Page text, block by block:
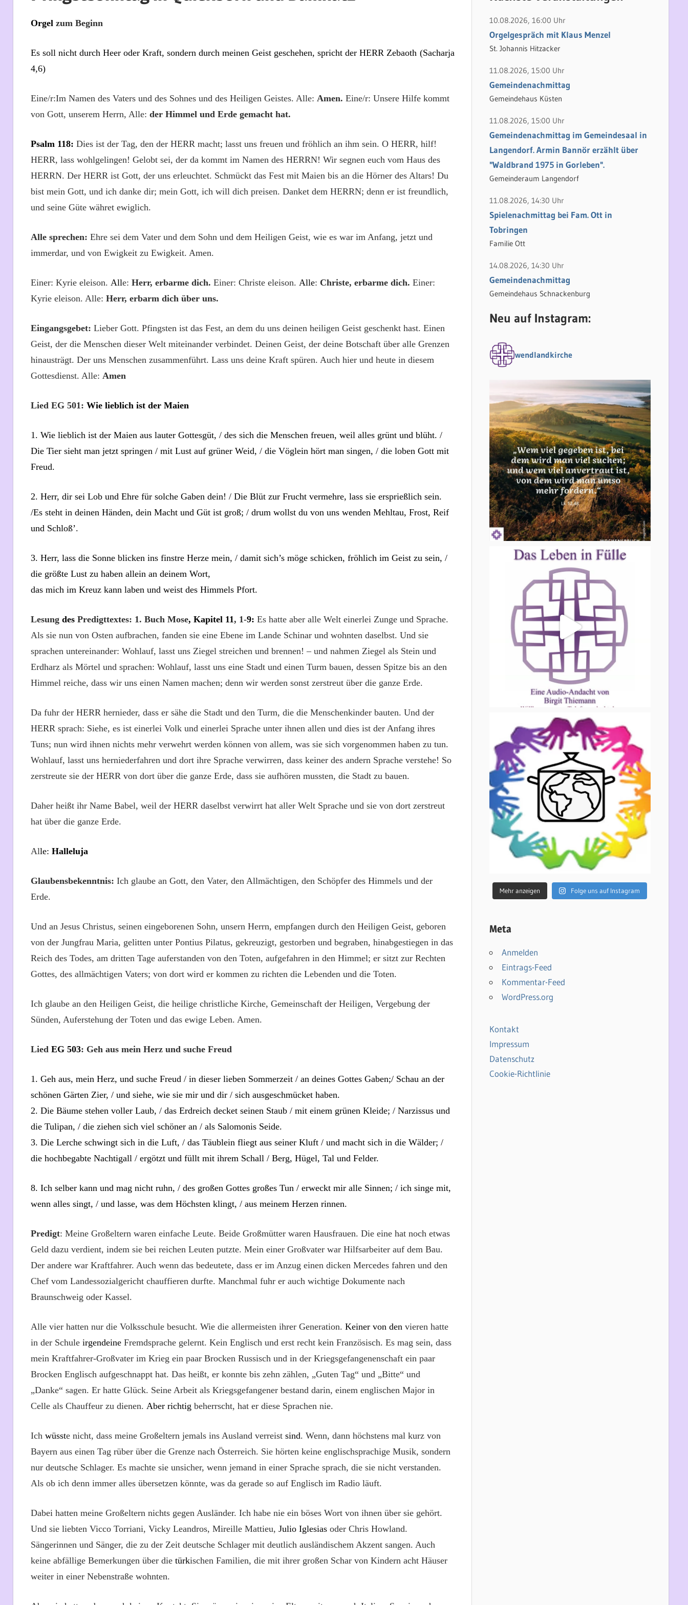
Orgel zum Beginn
Es soll nicht durch Heer oder Kraft, sondern durch meinen Geist geschehen, spricht der HERR Zebaoth (Sacharja
4,6)
Eine/r:Im Namen des Vaters und des Sohnes und des Heiligen Geistes. Alle: Amen. Eine/r: Unsere Hilfe kommt
von Gott, unserem Herrn, Alle: der Himmel und Erde gemacht hat.
Psalm 118: Dies ist der Tag, den der HERR macht; lasst uns freuen und fröhlich an ihm sein. O HERR, hilf!
HERR, lass wohlgelingen! Gelobt sei, der da kommt im Namen des HERRN! Wir segnen euch vom Haus des
HERRN. Der HERR ist Gott, der uns erleuchtet. Schmückt das Fest mit Maien bis an die Hörner des Altars! Du
bist mein Gott, und ich danke dir; mein Gott, ich will dich preisen. Danket dem HERRN; denn er ist freundlich,
und seine Güte währet ewiglich.
Alle sprechen: Ehre sei dem Vater und dem Sohn und dem Heiligen Geist, wie es war im Anfang, jetzt und
immerdar, und von Ewigkeit zu Ewigkeit. Amen.
Einer: Kyrie eleison. Alle: Herr, erbarme dich. Einer: Christe eleison. Alle: Christe, erbarme dich. Einer:
Kyrie eleison. Alle: Herr, erbarm dich über uns.
Eingangsgebet: Lieber Gott. Pfingsten ist das Fest, an dem du uns deinen heiligen Geist geschenkt hast. Einen
Geist, der die Menschen dieser Welt miteinander verbindet. Deinen Geist, der deine Botschaft über alle Grenzen
hinausträgt. Der uns Menschen zusammenführt. Lass uns deine Kraft spüren. Auch hier und heute in diesem
Gottesdienst. Alle: Amen
Lied EG 501: Wie lieblich ist der Maien
1. Wie lieblich ist der Maien aus lauter Gottesgüt, / des sich die Menschen freuen, weil alles grünt und blüht. /
Die Tier sieht man jetzt springen / mit Lust auf grüner Weid, / die Vöglein hört man singen, / die loben Gott mit
Freud.
2. Herr, dir sei Lob und Ehre für solche Gaben dein! / Die Blüt zur Frucht vermehre, lass sie ersprießlich sein.
/Es steht in deinen Händen, dein Macht und Güt ist groß; / drum wollst du von uns wenden Mehltau, Frost, Reif
und Schloß’.
3. Herr, lass die Sonne blicken ins finstre Herze mein, / damit sich’s möge schicken, fröhlich im Geist zu sein, /
die größte Lust zu haben allein an deinem Wort,
das mich im Kreuz kann laben und weist des Himmels Pfort.
Lesung des Predigttextes: 1. Buch Mose, Kapitel 11, 1-9: Es hatte aber alle Welt einerlei Zunge und Sprache.
Als sie nun von Osten aufbrachen, fanden sie eine Ebene im Lande Schinar und wohnten daselbst. Und sie
sprachen untereinander: Wohlauf, lasst uns Ziegel streichen und brennen! – und nahmen Ziegel als Stein und
Erdharz als Mörtel und sprachen: Wohlauf, lasst uns eine Stadt und einen Turm bauen, dessen Spitze bis an den
Himmel reiche, dass wir uns einen Namen machen; denn wir werden sonst zerstreut über die ganze Erde.
Da fuhr der HERR hernieder, dass er sähe die Stadt und den Turm, die die Menschenkinder bauten. Und der
HERR sprach: Siehe, es ist einerlei Volk und einerlei Sprache unter ihnen allen und dies ist der Anfang ihres
Tuns; nun wird ihnen nichts mehr verwehrt werden können von allem, was sie sich vorgenommen haben zu tun.
Wohlauf, lasst uns herniederfahren und dort ihre Sprache verwirren, dass keiner des andern Sprache verstehe! So
zerstreute sie der HERR von dort über die ganze Erde, dass sie aufhören mussten, die Stadt zu bauen.
Daher heißt ihr Name Babel, weil der HERR daselbst verwirrt hat aller Welt Sprache und sie von dort zerstreut
hat über die ganze Erde.
Alle: Halleluja
Glaubensbekenntnis: Ich glaube an Gott, den Vater, den Allmächtigen, den Schöpfer des Himmels und der
Erde.
Und an Jesus Christus, seinen eingeborenen Sohn, unsern Herrn, empfangen durch den Heiligen Geist, geboren
von der Jungfrau Maria, gelitten unter Pontius Pilatus, gekreuzigt, gestorben und begraben, hinabgestiegen in das
Reich des Todes, am dritten Tage auferstanden von den Toten, aufgefahren in den Himmel; er sitzt zur Rechten
Gottes, des allmächtigen Vaters; von dort wird er kommen zu richten die Lebenden und die Toten.
Ich glaube an den Heiligen Geist, die heilige christliche Kirche, Gemeinschaft der Heiligen, Vergebung der
Sünden, Auferstehung der Toten und das ewige Leben. Amen.
Lied EG 503: Geh aus mein Herz und suche Freud
1. Geh aus, mein Herz, und suche Freud / in dieser lieben Sommerzeit / an deines Gottes Gaben;/ Schau an der
schönen Gärten Zier, / und siehe, wie sie mir und dir / sich ausgeschmücket haben.
2. Die Bäume stehen voller Laub, / das Erdreich decket seinen Staub / mit einem grünen Kleide; / Narzissus und
die Tulipan, / die ziehen sich viel schöner an / als Salomonis Seide.
3. Die Lerche schwingt sich in die Luft, / das Täublein fliegt aus seiner Kluft / und macht sich in die Wälder; /
die hochbegabte Nachtigall / ergötzt und füllt mit ihrem Schall / Berg, Hügel, Tal und Felder.
8. Ich selber kann und mag nicht ruhn, / des großen Gottes großes Tun / erweckt mir alle Sinnen; / ich singe mit,
wenn alles singt, / und lasse, was dem Höchsten klingt, / aus meinem Herzen rinnen.
Predigt: Meine Großeltern waren einfache Leute. Beide Großmütter waren Hausfrauen. Die eine hat noch etwas
Geld dazu verdient, indem sie bei reichen Leuten putzte. Mein einer Großvater war Hilfsarbeiter auf dem Bau.
Der andere war Kraftfahrer. Auch wenn das bedeutete, dass er im Anzug einen dicken Mercedes fahren und den
Chef vom Landessozialgericht chauffieren durfte. Manchmal fuhr er auch wichtige Dokumente nach
Braunschweig oder Kassel.
Alle vier hatten nur die Volksschule besucht. Wie die allermeisten ihrer Generation. Keiner von den vieren hatte
in der Schule irgendeineFremdsprache gelernt. Kein Englisch und erst recht kein Französisch. Es mag sein, dass
mein Kraftfahrer-Großvater im Krieg ein paar Brocken Russisch und in der Kriegsgefangenenschaft ein paar
Brocken Englisch aufgeschnappt hat. Das heißt, er konnte bis zehn zählen, „Guten Tag“ und „Bitte“ und
„Danke“ sagen. Er hatte Glück. Seine Arbeit als Kriegsgefangener bestand darin, einem englischen Major in
Celle als Chauffeur zu dienen. Aber richtig beherrscht, hat er diese Sprachen nie.
Ich wüsste nicht, dass meine Großeltern jemals ins Ausland verreist sind. Wenn, dann höchstens mal kurz von
Bayern aus einen Tag rüber über die Grenze nach Österreich. Sie hörten keine englischsprachige Musik, sondern
nur deutsche Schlager. Es machte sie unsicher, wenn jemand in einer Sprache sprach, die sie nicht verstanden.
Als ob ich denn immer alles übersetzen könnte, was da gerade so auf Englisch im Radio läuft.
Dabei hatten meine Großeltern nichts gegen Ausländer. Ich habe nie ein böses Wort von ihnen über sie gehört.
Und sie liebten Vicco Torriani, Vicky Leandros, Mireille Mattieu, JulioIglesiasoder Chris Howland.
Sängerinnen und Sänger, die zu der Zeit deutsche Schlager mit deutlich ausländischem Akzent sangen. Auch
keine abfällige Bemerkungen über die türkischen Familien, die mit ihrer großen Schar von Kindern acht Häuser
weiter in einer Nebenstraße wohnten.
e
n
n
a
10.08.2026, 16:00 Uhr
Orgelgespräch mit Klaus Menzel
St. Johannis Hitzacker
11.08.2026, 15:00 Uhr
Gemeindenachmittag
Gemeindehaus Küsten
11.08.2026, 15:00 Uhr
Gemeindenachmittag im Gemeindesaal in
Langendorf. Armin Bannör erzählt über
"Waldbrand 1975 in Gorleben".
Gemeinderaum Langendorf
11.08.2026, 14:30 Uhr
Spielenachmittag bei Fam. Ott in
Tobringen
Familie Ott
14.08.2026, 14:30 Uhr
Gemeindenachmittag
Gemeindehaus Schnackenburg
Neu auf Instagram:
wendlandkirche
Mehr anzeigen Folge uns auf Instagram
Meta
Anmelden
Eintrags-Feed
Kommentar-Feed
WordPress.org
Kontakt
Impressum
Datenschutz
Cookie-Richtlinie